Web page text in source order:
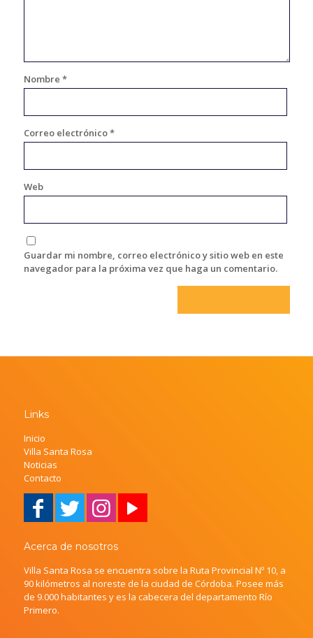
Nombre *
Correo electrónico*
Web
Guardar mi nombre, correo electrónico y sitio web en este
navegador para la próxima vez que haga un comentario.
Links
Inicio
Villa Santa Rosa
Noticias
Contacto
Acerca de nosotros
Villa Santa Rosa se encuentra sobre la Ruta Provincial Nº 10, a
90 kilómetros al noreste de la ciudad de Córdoba. Posee más
de 9.000 habitantes y es la cabecera del departamento Río
Primero.